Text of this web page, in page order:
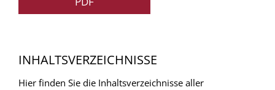
INHALTSVERZEICHNISSE
Hier finden Sie die Inhaltsverzeichnisse aller